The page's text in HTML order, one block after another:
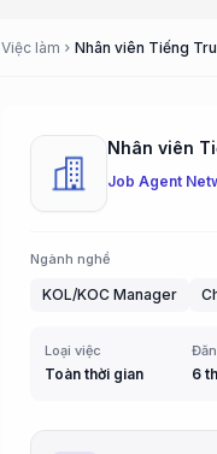
Việc làm chevron_right Nhân viên Tiếng
Nhân viên
Job Agent
Ngành nghề
KOL/KOC Manager
Loại việc
Toàn thời gian 6